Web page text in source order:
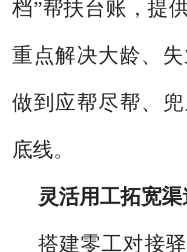
档”帮扶台账，提
重点解决大龄、
做到应帮尽帮、
底线。
灵活用工拓宽
搭建零工对接